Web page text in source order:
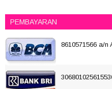
PEMBAYARAN
8610571566 a/n